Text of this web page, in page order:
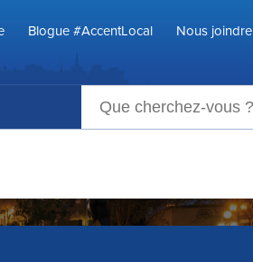
Blogue #AccentLocal Nous joindre